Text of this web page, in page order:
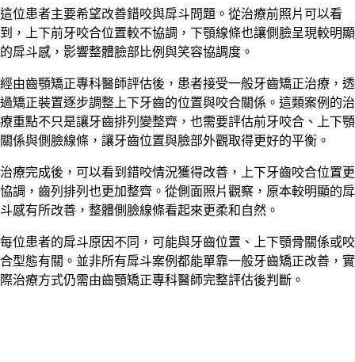
這位患者主要希望改善錯咬與戽斗問題。從治療前照片可以看
到，上下前牙咬合位置較不協調，下顎線條也讓側臉呈現較明顯
的戽斗感，影響整體臉部比例與笑容協調度。
經由齒顎矯正專科醫師評估後，患者接受一般牙齒矯正治療，透
過矯正裝置逐步調整上下牙齒的位置與咬合關係。這類案例的治
療重點不只是讓牙齒排列變整齊，也需要評估前牙咬合、上下顎
關係與側臉線條，讓牙齒位置與臉部外觀取得更好的平衡。
治療完成後，可以看到錯咬情況獲得改善，上下牙齒咬合位置更
協調，齒列排列也更加整齊。從側面照片觀察，原本較明顯的戽
斗感有所改善，整體側臉線條看起來更柔和自然。
每位患者的戽斗原因不同，可能與牙齒位置、上下顎骨關係或咬
合型態有關。並非所有戽斗案例都能單靠一般牙齒矯正改善，實
際治療方式仍需由齒顎矯正專科醫師完整評估後判斷。